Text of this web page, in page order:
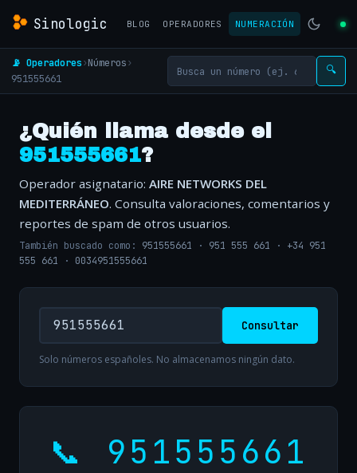
Sinologic BLOG OPERADORES NUMERACIÓN
📡 Operadores›Números›
951555661
🔍
¿Quién llama desde el
951555661?
Operador asignatario: AIRE NETWORKS DEL
MEDITERRÁNEO. Consulta valoraciones, comentarios y
reportes de spam de otros usuarios.
También buscado como: 951555661 · 951 555 661 · +34 951
555 661 · 0034951555661
Consultar
Solo números españoles. No almacenamos ningún dato.
📞 951555661